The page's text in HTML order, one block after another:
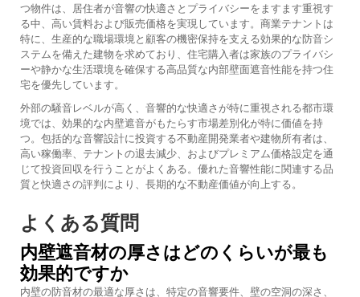
つ物件は、居住者が音響の快適さとプライバシーをますます重視す
る中、高い賃料および販売価格を実現しています。商業テナントは
特に、生産的な職場環境と顧客の機密保持を支える効果的な防音シ
ステムを備えた建物を求めており、住宅購入者は家族のプライバシ
ーや静かな生活環境を確保する高品質な内部壁面遮音性能を持つ住
宅を優先しています。
外部の騒音レベルが高く、音響的な快適さが特に重視される都市環
境では、効果的な内壁遮音がもたらす市場差別化が特に価値を持
つ。包括的な音響設計に投資する不動産開発業者や建物所有者は、
高い稼働率、テナントの退去減少、およびプレミアム価格設定を通
じて投資回収を行うことがよくある。優れた音響性能に関連する品
質と快適さの評判により、長期的な不動産価値が向上する。
よくある質問
内壁遮音材の厚さはどのくらいが最も
効果的ですか
内壁の防音材の最適な厚さは、特定の音響要件、壁の空洞の深さ、